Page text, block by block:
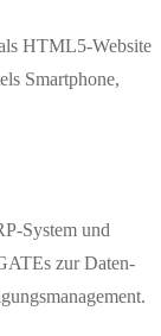
HTML5-Website
Smartphone,
System und
zur Daten­